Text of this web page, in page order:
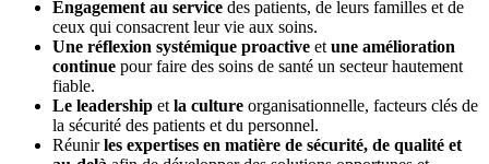
Engagement au service des patients, de leurs familles et de
ceux qui consacrent leur vie aux soins.
Une réflexion systémique proactive et une amélioration
continue pour faire des soins de santé un secteur hautement
fiable.
Le leadership et la culture organisationnelle, facteurs clés de
la sécurité des patients et du personnel.
Réunirles expertises en matière de sécurité, de qualité et